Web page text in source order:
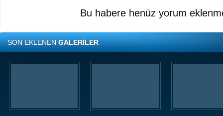
Bu habere henüz yorum
SON EKLENENGALERİLER